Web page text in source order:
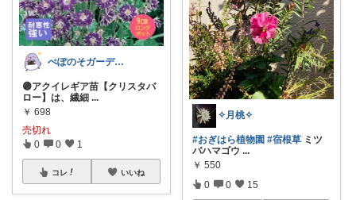
ぺぽのそガーデン(●´ω｀●)
🟣アクイレギア苗【クリスタバ
ロー】は、繊細 ...
￥ 698
売切れ
0 0 1
コレ いいね
✧月桃✧
#おぎはら植物園 #宿根草 ミツ
バハマゴウ ...
￥ 550
0 0 15